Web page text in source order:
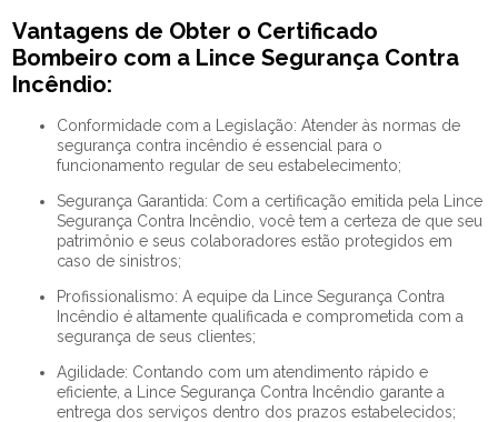
Vantagens de Obter o Certificado
Bombeiro com a Lince Segurança Contra
Incêndio:
Conformidade com a Legislação: Atender às normas de
segurança contra incêndio é essencial para o
funcionamento regular de seu estabelecimento;
Segurança Garantida: Com a certificação emitida pela Lince
Segurança Contra Incêndio, você tem a certeza de que seu
patrimônio e seus colaboradores estão protegidos em
caso de sinistros;
Profissionalismo: A equipe da Lince Segurança Contra
Incêndio é altamente qualificada e comprometida com a
segurança de seus clientes;
Agilidade: Contando com um atendimento rápido e
eficiente, a Lince Segurança Contra Incêndio garante a
entrega dos serviços dentro dos prazos estabelecidos;